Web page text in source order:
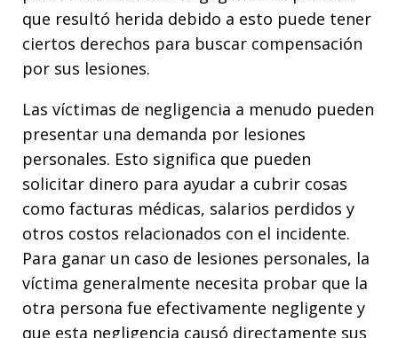
que resultó herida debido a esto puede tener
ciertos derechos para buscar compensación
por sus lesiones.
Las víctimas de negligencia a menudo pueden
presentar una demanda por lesiones
personales. Esto significa que pueden
solicitar dinero para ayudar a cubrir cosas
como facturas médicas, salarios perdidos y
otros costos relacionados con el incidente.
Para ganar un caso de lesiones personales, la
víctima generalmente necesita probar que la
otra persona fue efectivamente negligente y
que esta negligencia causó directamente sus